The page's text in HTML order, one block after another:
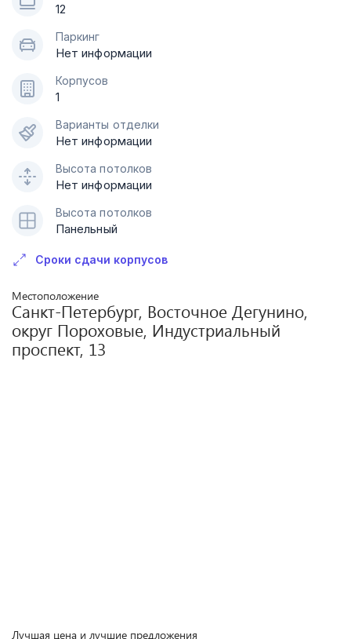
12
Паркинг
Нет информации
Корпусов
1
Варианты отделки
Нет информации
Высота потолков
Нет информации
Высота потолков
Панельный
Сроки сдачи корпусов
Местоположение
Санкт-Петербург, Восточное Дегунино,
округ Пороховые, Индустриальный
проспект, 13
Лучшая цена и лучшие предложения